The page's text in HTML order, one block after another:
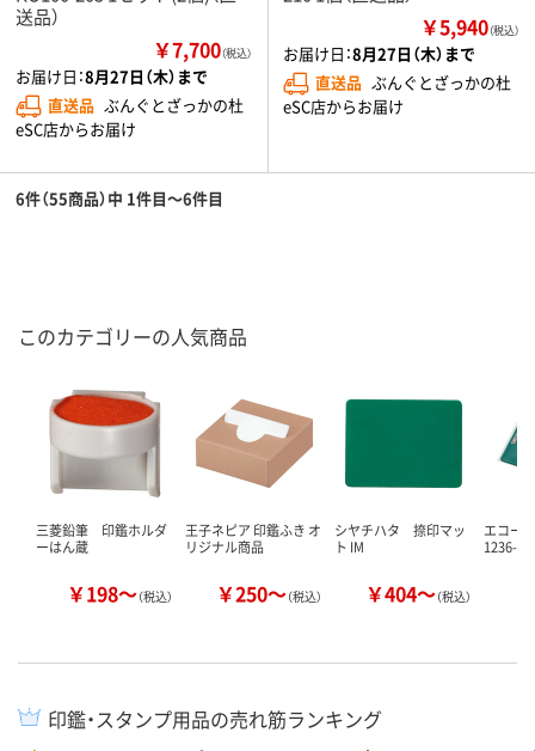
送品）
￥7,700（税込）
お届け日：8月27日（木）まで
直送品 ぶんぐとざっかの杜
eSC店からお届け
￥5,940（税込）
お届け日：8月27日（木）まで
直送品 ぶんぐとざっかの杜
eSC店からお届け
6件（55商品）中 1件目～6件目
このカテゴリーの人気商品
三菱鉛筆 印鑑ホルダ
ーはん蔵
￥198～（税込）
王子ネピア 印鑑ふき オ
リジナル商品
￥250～（税込）
シヤチハタ 捺印マッ
ト IM
￥404～（税込）
エコー
1236-
印鑑・スタンプ用品の売れ筋ランキング